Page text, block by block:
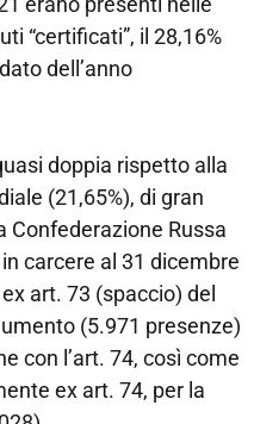
“certificati”, il 28,16%
dell’anno
doppia rispetto alla
(21,65%), di gran
Confederazione Russa
carcere al 31 dicembre
art. 73 (spaccio) del
(5.971 presenze)
con l’art. 74, così come
ex art. 74, per la